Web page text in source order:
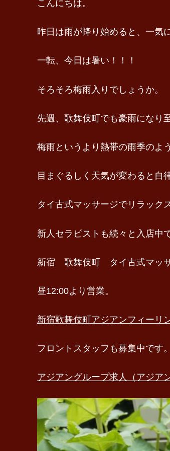
こんにちは。
昨日は雨が降り始めると、一気
一転、今日は暑い！！！
そろそろ梅雨入りでしょうか。
先週、歌舞伎町でも豪雨になり
梅雨というより熱帯の雨季のよ
目まぐるしく天気が変わると自
タイ古式マッサージでリラック
新人セラピストも続々と入店中
新宿 歌舞伎町 タイ古式マッ
昼12:00より営業。
新宿歌舞伎町アジアンフィーリ
フロントスタッフも募集中です。
アジアングループ求人（アジア